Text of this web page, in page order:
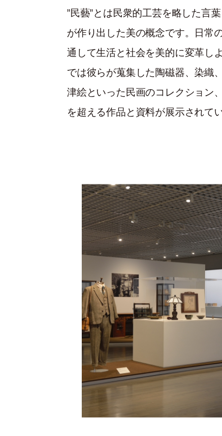
”民藝”とは民衆的工芸を略した言
が作り出した美の概念です。日常
通して生活と社会を美的に変革し
では彼らが蒐集した陶磁器、染織
津絵といった民画のコレクション
を超える作品と資料が展示されて